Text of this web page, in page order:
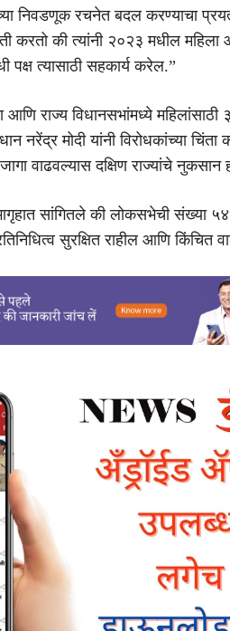
निवडणूक रचनेत बदल करण्याचा
करतो की त्यांनी २०२३ मधील महिला
पक्ष त्यासाठी सहकार्य करेल.”
आणि राज्य विधानसभांमध्ये
नरेंद्र मोदी यांनी विरोधकांच्या चिंता
वाढवल्यास दक्षिण राज्यांचे नुकसान
सांगितले की लोकसभेची संख्या
सुरक्षित राहील आणि किंचित